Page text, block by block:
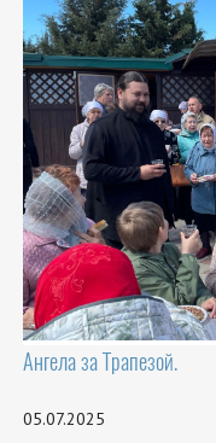
Ангела за Трапезой.
05.07.2025